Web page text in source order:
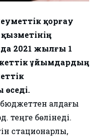
қорғау
2021 жылғы 1
ұйымдардың
бюджеттен алдағы
бөлінеді.
стационарлық,